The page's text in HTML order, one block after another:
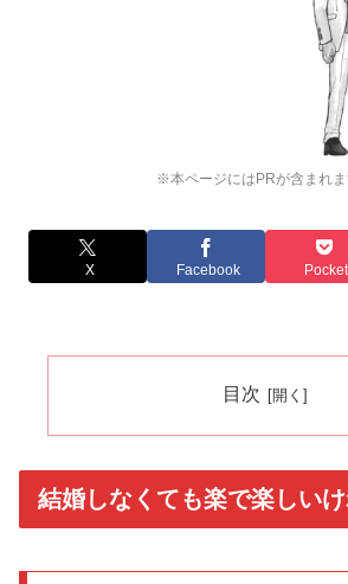
※本ページにはPRが含まれま
X Facebook Pocket
目次
結婚しなくても楽で楽しい